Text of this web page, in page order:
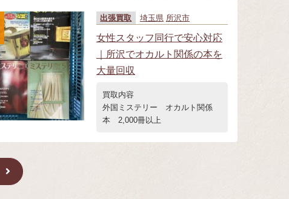
出張買取 埼玉県 所沢市
女性スタッフ同行で安心対応
｜所沢でオカルト関係の本を
大量回収
買取内容
外国ミステリー オカルト関係
本 2,000冊以上